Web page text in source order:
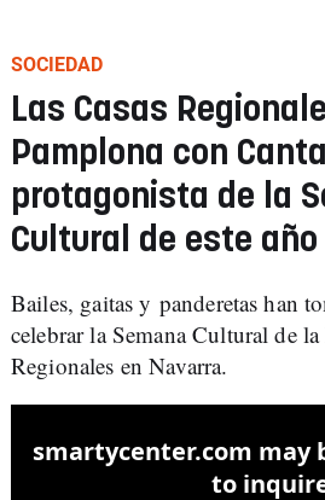
SOCIEDAD
Las Casas
Pamplona con
protagonista de la
Cultural de este año
Bailes, gaitas y panderetas han
celebrar la Semana Cultural de
Regionales en Navarra.